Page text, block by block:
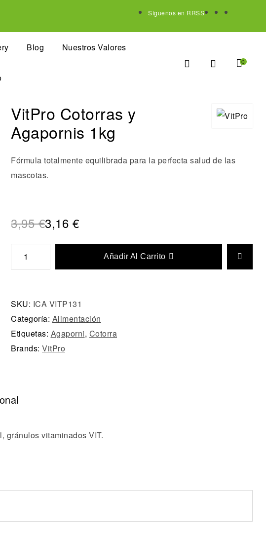
Síguenos en RRSS
Blog Nuestros Valores
0
VitPro Cotorras y
Agapornis 1kg
Fórmula totalmente equilibrada para la perfecta salud de las
mascotas.
3,95€3,16 €
Añadir Al Carrito
SKU: ICA VITP131
Categoría: Alimentación
Etiquetas: Agaporni, Cotorra
Brands: VitPro
gránulos vitaminados VIT.